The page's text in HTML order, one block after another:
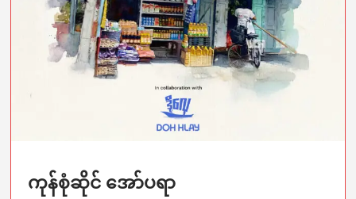
ကုန်​စုံဆိုင်​ အော်ပရာ